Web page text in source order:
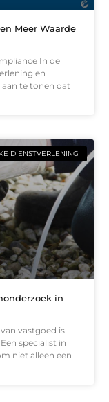
Meer Waarde
In de
en
te tonen dat
DIENSTVERLENING
in
vastgoed is
specialist in
niet alleen een